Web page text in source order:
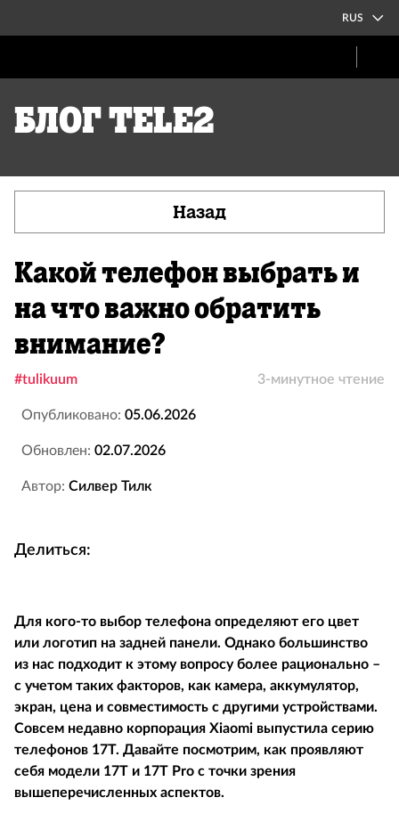
RUS
Блог Tele2
Назад
Какой телефон выбрать и
на что важно обратить
внимание?
#tulikuum 3-минутное чтение
Опубликовано: 05.06.2026
Обновлен: 02.07.2026
Автор: Силвер Тилк
Делиться:
Для кого-то выбор телефона определяют его цвет
или логотип на задней панели. Однако большинство
из нас подходит к этому вопросу более рационально –
с учетом таких факторов, как камера, аккумулятор,
экран, цена и совместимость с другими устройствами.
Совсем недавно корпорация Xiaomi выпустила серию
телефонов 17T. Давайте посмотрим, как проявляют
себя модели 17T и 17T Pro с точки зрения
вышеперечисленных аспектов.